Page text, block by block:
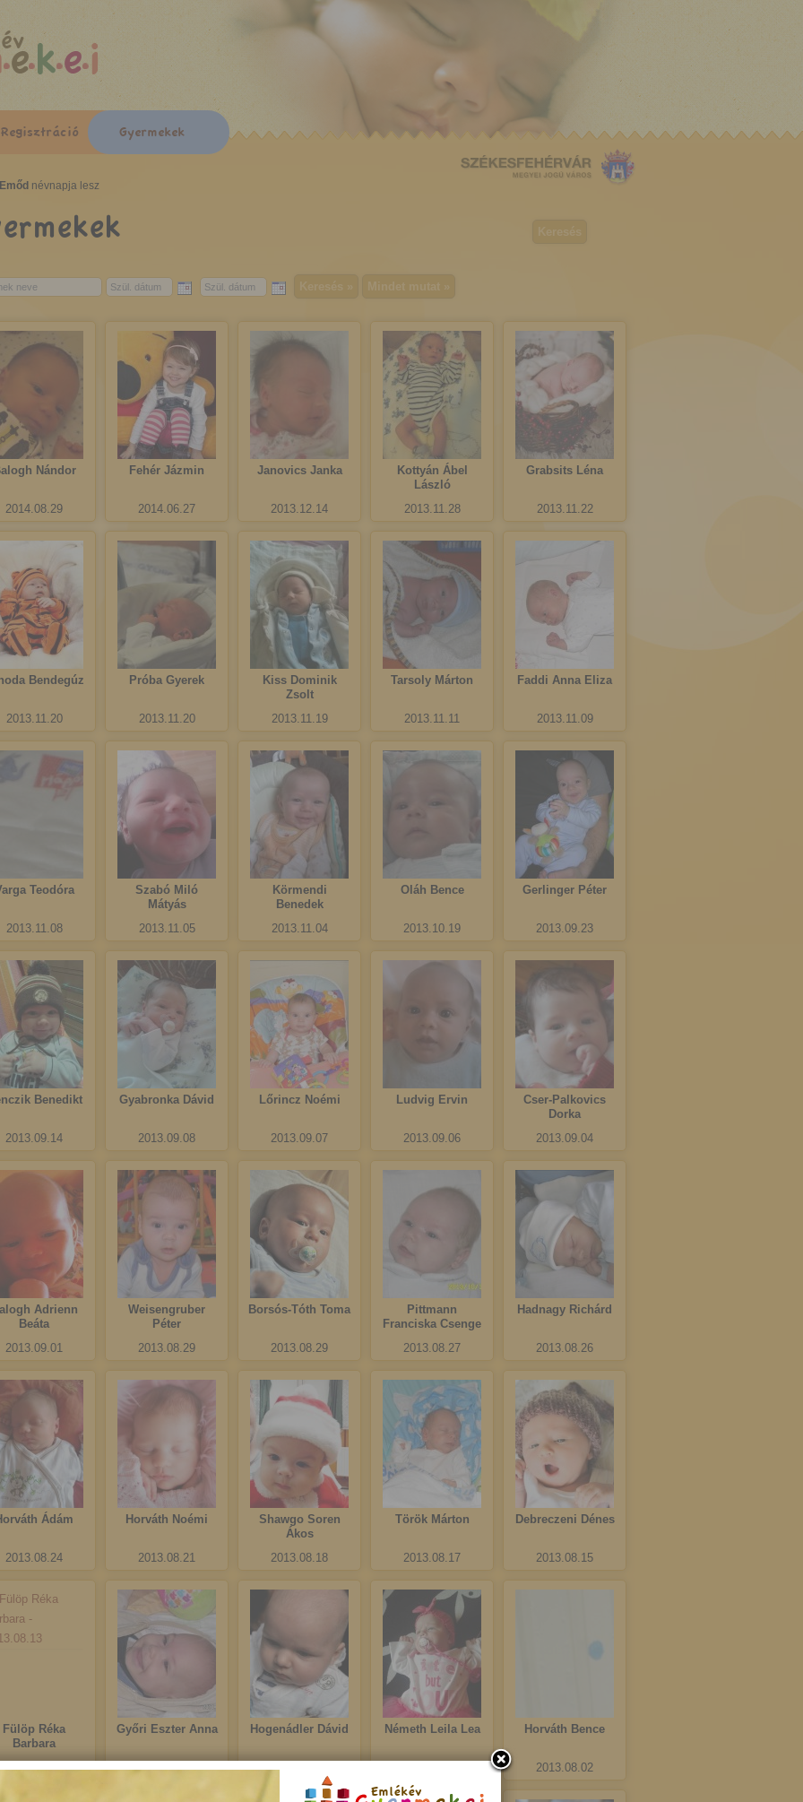
Regisztráció Gyermekek
Emőd névnapja lesz
Nándor
2014.08.29
Fehér Jázmin
2014.06.27
Janovics Janka
2013.12.14
Kottyán Ábel
László
2013.11.28
Grabsits Léna
2013.11.22
Bendegúz
2013.11.20
Próba Gyerek
2013.11.20
Kiss Dominik
Zsolt
2013.11.19
Tarsoly Márton
2013.11.11
Faddi Anna Eliza
2013.11.09
Teodóra
2013.11.08
Szabó Miló
Mátyás
2013.11.05
Körmendi
Benedek
2013.11.04
Oláh Bence
2013.10.19
Gerlinger Péter
2013.09.23
Benedikt
2013.09.14
Gyabronka Dávid
2013.09.08
Lőrincz Noémi
2013.09.07
Ludvig Ervin
2013.09.06
Cser-Palkovics
Dorka
2013.09.04
Adrienn
Beáta
2013.09.01
Weisengruber
Péter
2013.08.29
Borsós-Tóth Toma
2013.08.29
Pittmann
Franciska Csenge
2013.08.27
Hadnagy Richárd
2013.08.26
Ádám
2013.08.24
Horváth Noémi
2013.08.21
Shawgo Soren
Ákos
2013.08.18
Török Márton
2013.08.17
Debreczeni Dénes
2013.08.15
Fülöp Réka
Barbara
2013.08.13
Győri Eszter Anna
2013.08.10
Hogenádler Dávid
2013.08.03
Németh Leila Lea Horváth Bence
2013.08.02
Emlékév